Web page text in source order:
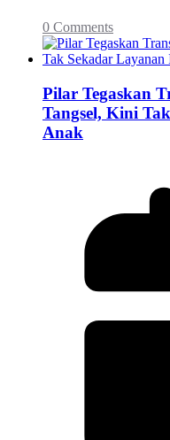
0 Comments
Pilar Tegaskan
Tangsel, Kini
Anak